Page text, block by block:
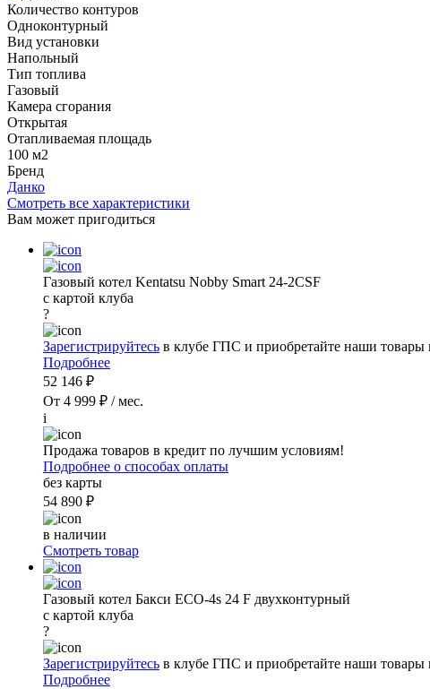
Количество контуров
Одноконтурный
Вид установки
Напольный
Тип топлива
Газовый
Камера сгорания
Открытая
Отапливаемая площадь
100 м2
Бренд
Данко
Смотреть все характеристики
Вам может пригодиться
Газовый котел Kentatsu Nobby Smart 24-2CSF
с картой клуба
?
Зарегистрируйтесь в клубе ГПС и приобретайте наши товары
Подробнее
52 146 ₽
От 4 999 ₽ / мес.
i
Продажа товаров в кредит по лучшим условиям!
Подробнее о способах оплаты
без карты
54 890 ₽
в наличии
Смотреть товар
Газовый котел Бакси ECO-4s 24 F двухконтурный
с картой клуба
?
Зарегистрируйтесь в клубе ГПС и приобретайте наши товары
Подробнее